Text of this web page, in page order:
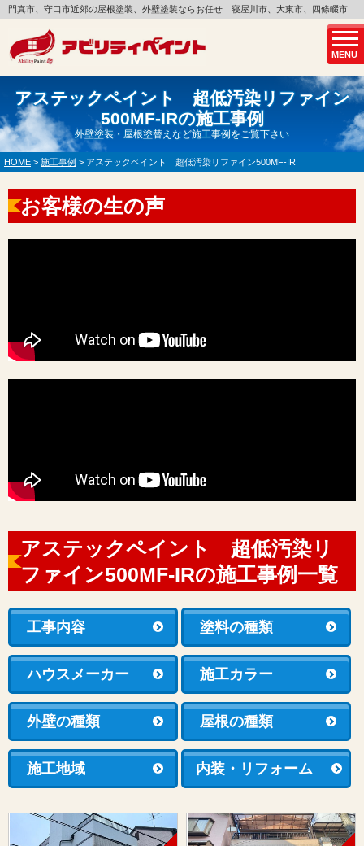
MENU
門真市、守口市近郊の屋根塗装、外壁塗装ならお任せ｜寝屋川市、大東市、四條畷市
アステックペイント 超低汚染リファイン
500MF-IRの施工事例
外壁塗装・屋根塗替えなど施工事例をご覧下さい
HOME > 施工事例 > アステックペイント 超低汚染リファイン500MF-IR
お客様の生の声
アステックペイント 超低汚染リ
ファイン500MF-IRの施工事例一覧
工事内容 塗料の種類
ハウスメーカー 施工カラー
外壁の種類 屋根の種類
施工地域 内装・リフォーム